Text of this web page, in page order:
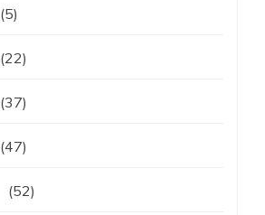
(5)
(22)
(37)
(47)
(52)